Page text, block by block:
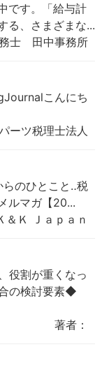
です。「給与計
る、さまざまな...
士 田中事務所
こんにち
ーツ税理士法人
のひとこと‥税
ルマガ【20...
＆Ｋ Ｊａｐａｎ
役割が重くなっ
の検討要素◆
著者：